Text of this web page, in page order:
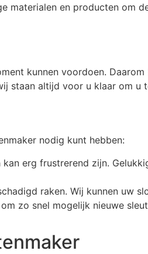
materialen en producten om
kunnen voordoen.
staan altijd voor u klaar om u
nodig kunt hebben:
erg frustrerend zijn.
raken. Wij kunnen uw
zo snel mogelijk nieuwe